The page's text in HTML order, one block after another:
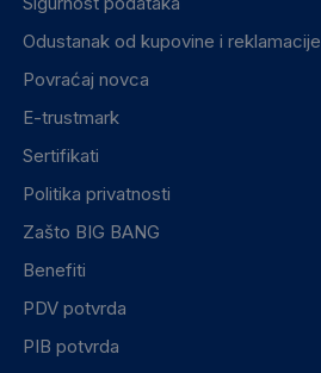
Odustanak od kupovine i reklamacije
Povraćaj novca
E-trustmark
Sertifikati
Politika privatnosti
Zašto BIG BANG
Benefiti
PDV potvrda
PIB potvrda